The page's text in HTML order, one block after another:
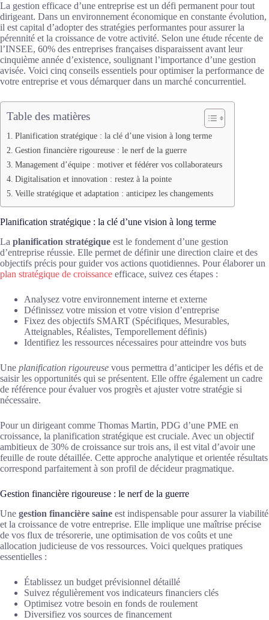
La gestion efficace d’une entreprise est un défi permanent pour tout
dirigeant. Dans un environnement économique en constante évolution,
il est capital d’adopter des stratégies performantes pour assurer la
pérennité et la croissance de votre activité. Selon une étude récente de
l’INSEE, 60% des entreprises françaises disparaissent avant leur
cinquième année d’existence, soulignant l’importance d’une gestion
avisée. Voici cinq conseils essentiels pour optimiser la performance de
votre entreprise et vous démarquer dans un marché concurrentiel.
Table des matières
Planification stratégique : la clé d’une vision à long terme
Gestion financière rigoureuse : le nerf de la guerre
Management d’équipe : motiver et fédérer vos collaborateurs
Digitalisation et innovation : restez à la pointe
Veille stratégique et adaptation : anticipez les changements
Planification stratégique : la clé d’une vision à long terme
La planification stratégique est le fondement d’une gestion
d’entreprise réussie. Elle permet de définir une direction claire et des
objectifs précis pour guider vos actions quotidiennes. Pour élaborer un
plan stratégique de croissance efficace, suivez ces étapes :
Analysez votre environnement interne et externe
Définissez votre mission et votre vision d’entreprise
Fixez des objectifs SMART (Spécifiques, Mesurables,
Atteignables, Réalistes, Temporellement définis)
Identifiez les ressources nécessaires pour atteindre vos buts
Une planification rigoureuse vous permettra d’anticiper les défis et de
saisir les opportunités qui se présentent. Elle offre également un cadre
de référence pour évaluer vos progrès et ajuster votre stratégie si
nécessaire.
Pour un dirigeant comme Thomas Martin, PDG d’une PME en
croissance, la planification stratégique est cruciale. Avec un objectif
ambitieux de 30% de croissance sur trois ans, il est vital d’avoir une
feuille de route détaillée. Cette approche analytique et orientée résultats
correspond parfaitement à son profil de décideur pragmatique.
Gestion financière rigoureuse : le nerf de la guerre
Une gestion financière saine est indispensable pour assurer la viabilité
et la croissance de votre entreprise. Elle implique une maîtrise précise
de vos flux de trésorerie, une optimisation de vos coûts et une
allocation judicieuse de vos ressources. Voici quelques pratiques
essentielles :
Établissez un budget prévisionnel détaillé
Suivez régulièrement vos indicateurs financiers clés
Optimisez votre besoin en fonds de roulement
Diversifiez vos sources de financement